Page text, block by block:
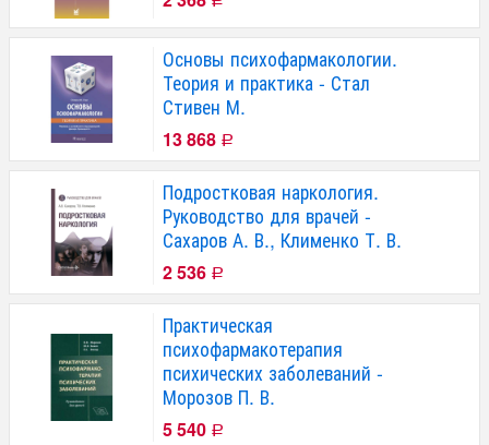
Основы психофармакологии.
Теория и практика - Стал
Стивен М.
13 868 Р
Подростковая наркология.
Руководство для врачей -
Сахаров А. В., Клименко Т. В.
2 536 Р
Практическая
психофармакотерапия
психических заболеваний -
Морозов П. В.
5 540 Р